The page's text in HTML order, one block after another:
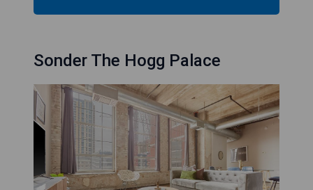
Sonder The Hogg Palace